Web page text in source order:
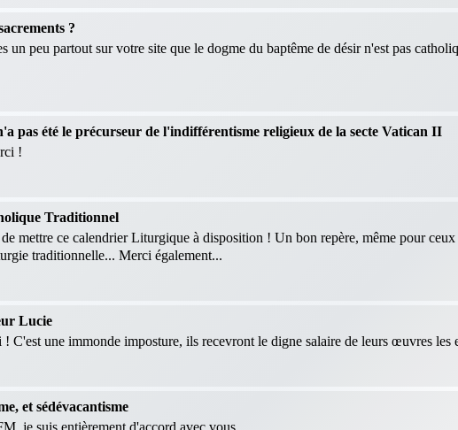
?
un peu partout sur votre site que le dogme du baptême de désir n'est pas
pas été le précurseur de l'indifférentisme religieux de la secte Vatican II
!
Traditionnel
mettre ce calendrier Liturgique à disposition ! Un bon repère, même pour
traditionnelle... Merci également...
Lucie
C'est une immonde imposture, ils recevront le digne salaire de leurs œuvres
et sédévacantisme
je suis entièrement d'accord avec vous.